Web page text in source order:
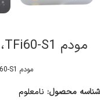
مودم TFi60-S1، اینترنت 3 ماهه سپنتا – TD
مودم TFi60-S1، اینترنت 3 ماهه سپنتا – TD
شناسه محصول: نامعلوم